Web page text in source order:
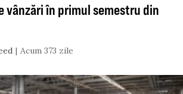
vânzări în primul semestru din
Acum 373 zile